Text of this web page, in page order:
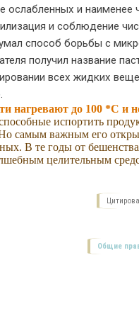
ослабленных и
и соблюдение
способ борьбы с
получил название
всех жидких
нагревают до 100 *С и
испортить
самым важным его
В те годы от
целительным
Общие